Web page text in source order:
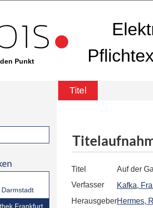
Punkt
Titel
Frankfurt
Titel
Auf der
Verfasser
Kafka,
HerausgeberHermes,